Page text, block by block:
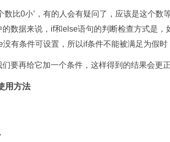
数比0小’，有的人会有疑问了，应该是这个
数据来说，if和else语句的判断检查方式是，
有条件可设置，所以if条件不能被满足为假时
要再给它加一个条件，这样得到的结果会更
用方法